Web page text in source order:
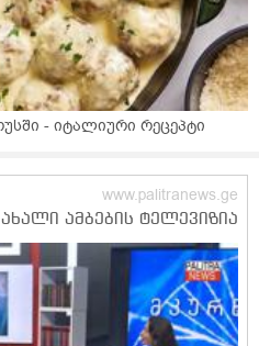
- იტალიური რეცეპტი